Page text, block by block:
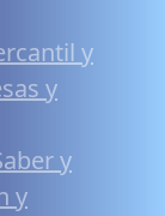
y
y
y
y